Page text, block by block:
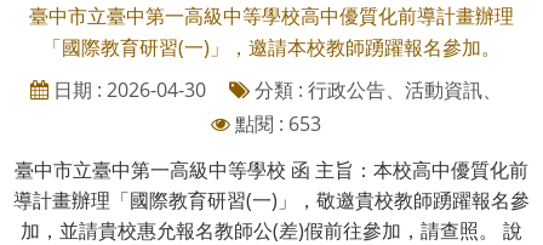
臺中市立臺中第一高級中等學校高中優質化前導計畫辦理
「國際教育研習(一)」，邀請本校教師踴躍報名參加。
日期 : 2026-04-30
分類 : 行政公告、活動資訊、
點閱 : 653
臺中市立臺中第一高級中等學校 函 主旨：本校高中優質化前
導計畫辦理「國際教育研習(一)」，敬邀貴校教師踴躍報名參
加，並請貴校惠允報名教師公(差)假前往參加，請查照。 說